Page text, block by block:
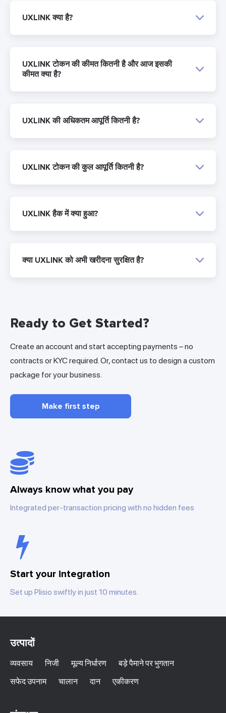
UXLINK क्या है?
UXLINK टोकन की कीमत कितनी है और आज इसकी
कीमत क्या है?
UXLINK की अधिकतम आपूर्ति कितनी है?
UXLINK टोकन की कुल आपूर्ति कितनी है?
UXLINK हैक में क्या हुआ?
क्या UXLINK को अभी खरीदना सुरक्षित है?
Ready to Get Started?
Create an account and start accepting payments – no
contracts or KYC required. Or, contact us to design a custom
package for your business.
Make first step
Always know what you pay
Integrated per-transaction pricing with no hidden fees
Start your integration
Set up Plisio swiftly in just 10 minutes.
उत्पादों
व्यवसाय निजी मूल्य निर्धारण
बड़े पैमाने पर भुगतान
सफेद उपनाम
चालान दान एकीकरण